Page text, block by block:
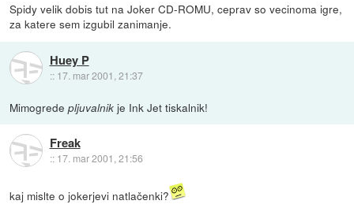
Spidy velik dobis tut na Joker CD-ROMU, ceprav so vecinoma igre,
za katere sem izgubil zanimanje.
Huey P
:: 17. mar 2001, 21:37
Mimogredepljuvalnik je Ink Jet tiskalnik!
Freak
:: 17. mar 2001, 21:56
kaj mislte o jokerjevi natlačenki?